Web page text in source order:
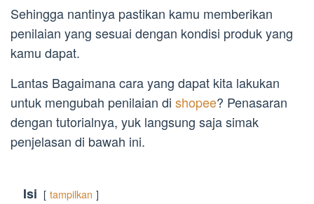
Sehingga nantinya pastikan kamu memberikan
penilaian yang sesuai dengan kondisi produk yang
kamu dapat.
Lantas Bagaimana cara yang dapat kita lakukan
untuk mengubah penilaian di shopee? Penasaran
dengan tutorialnya, yuk langsung saja simak
penjelasan di bawah ini.
Isi tampilkan